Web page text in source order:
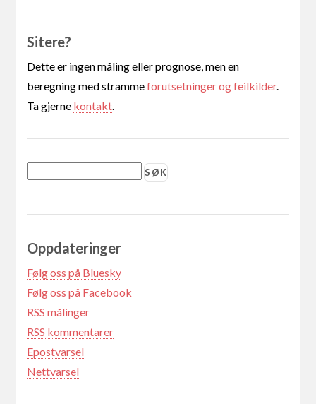
Sitere?
Dette er ingen måling eller prognose, men en
beregning med strammeforutsetninger og feilkilder.
Ta gjerne kontakt.
Oppdateringer
Følg oss på Bluesky
Følg oss på Facebook
RSS målinger
RSS kommentarer
Epostvarsel
Nettvarsel